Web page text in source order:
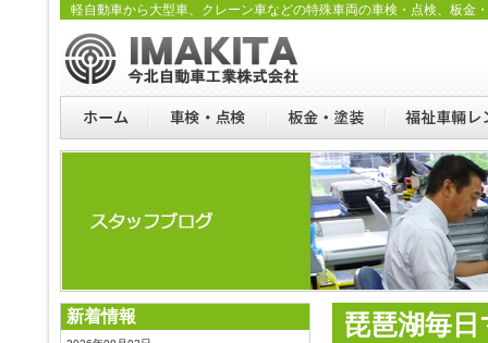
軽自動車から大型車、クレーン車などの特殊車両の車検・点検、板金
新着情報 琵琶湖毎